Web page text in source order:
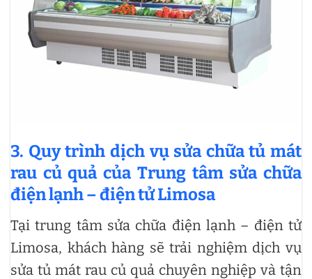
3. Quy trình dịch vụ sửa chữa tủ mát
rau củ quả của Trung tâm sửa chữa
điện lạnh – điện tử Limosa
Tại trung tâm sửa chữa điện lạnh – điện tử
Limosa, khách hàng sẽ trải nghiệm dịch vụ
sửa tủ mát rau củ quả chuyên nghiệp và tận